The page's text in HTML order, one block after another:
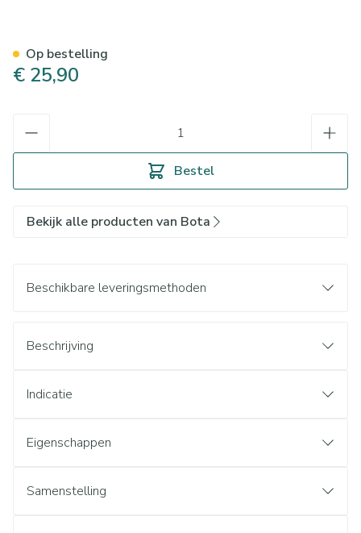
€ 25,90
Bestel
Op bestelling
Bekijk alle producten van Bota
Beschikbare leveringsmethoden
Beschrijving
Indicatie
Eigenschappen
Samenstelling